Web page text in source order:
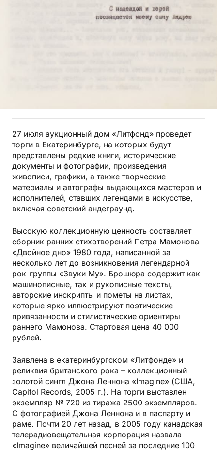
27 июля аукционный дом «Литфонд» проведет
торги в Екатеринбурге, на которых будут
представлены редкие книги, исторические
документы и фотографии, произведения
живописи, графики, а также творческие
материалы и автографы выдающихся мастеров и
исполнителей, ставших легендами в искусстве,
включая советский андеграунд.
Высокую коллекционную ценность составляет
сборник ранних стихотворений Петра Мамонова
«Двойное дно» 1980 года, написанной за
несколько лет до возникновения легендарной
рок-группы «Звуки Му». Брошюра содержит как
машинописные, так и рукописные тексты,
авторские инскрипты и пометы на листах,
которые ярко иллюстрируют поэтические
привязанности и стилистические ориентиры
раннего Мамонова. Стартовая цена 40 000
рублей.
Заявлена в екатеринбургском «Литфонде» и
реликвия британского рока – коллекционный
золотой сингл Джона Леннона «Imagine» (США,
Capitol Records, 2005 г.). На торги выставлен
экземпляр № 720 из тиража 2500 экземпляров.
С фотографией Джона Леннона и в паспарту и
раме. Почти 20 лет назад, в 2005 году канадская
телерадиовещательная корпорация назвала
«Imagine» величайшей песней за последние 100